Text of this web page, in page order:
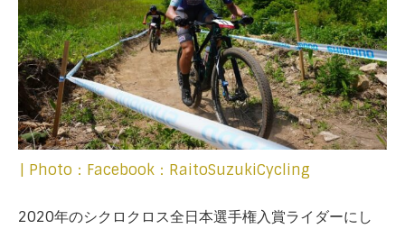
| Photo：Facebook：RaitoSuzukiCycling
2020年のシクロクロス全日本選手権入賞ライダーにし